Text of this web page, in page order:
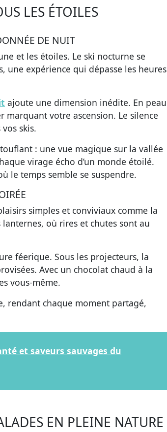
LES ÉTOILES
DE NUIT
et les étoiles. Le ski nocturne se
expérience qui dépasse les heures
ajoute une dimension inédite. En peau
marquant votre ascension. Le silence
skis.
: une vue magique sur la vallée
virage écho d’un monde étoilé.
le temps semble se suspendre.
simples et conviviaux comme la
où rires et chutes sont au
féerique. Sous les projecteurs, la
Avec un chocolat chaud à la
vous-même.
rendant chaque moment partagé,
et saveurs sauvages du
EN PLEINE NATURE